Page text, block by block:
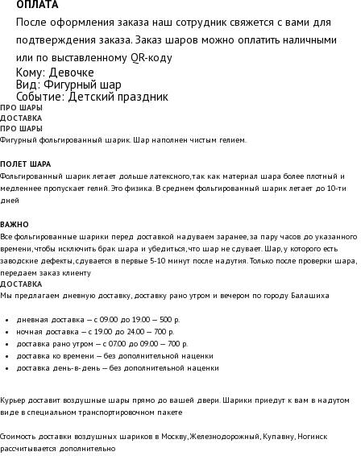
ОПЛАТА
После оформления заказа наш сотрудник свяжется с вами для
подтверждения заказа. Заказ шаров можно оплатить наличными
или по выставленному QR-коду
Кому: Девочке
Вид: Фигурный шар
Событие: Детский праздник
ПРО ШАРЫ
ДОСТАВКА
ПРО ШАРЫ
Фигурный фольгированный шарик. Шар наполнен чистым гелием.
ПОЛЕТ ШАРА
Фольгированный шарик летает дольше латексного, так как материал шара более плотный и
медленнее пропускает гелий. Это физика. В среднем фольгированный шарик летает до 10-ти
дней
ВАЖНО
Все фольгированные шарики перед доставкой надуваем заранее, за пару часов до указанного
времени, чтобы исключить брак шара и убедиться, что шар не сдувает. Шар, у которого есть
заводские дефекты, сдувается в первые 5-10 минут после надутия. Только после проверки шара,
передаем заказ клиенту
ДОСТАВКА
Мы предлагаем дневную доставку, доставку рано утром и вечером по городу Балашиха
дневная доставка — с 09.00 до 19.00 — 500 р.
ночная доставка — с 19.00 до 24.00 — 700 р.
доставка рано утром — с 07.00 до 09.00 — 700 р.
доставка ко времени — без дополнительной наценки
доставка день-в-день — без дополнительной наценки
Курьер доставит воздушные шары прямо до вашей двери. Шарики приедут к вам в надутом
виде в специальном транспортировочном пакете
Стоимость доставки воздушных шариков в Москву, Железнодорожный, Купавну, Ногинск
рассчитывается дополнительно